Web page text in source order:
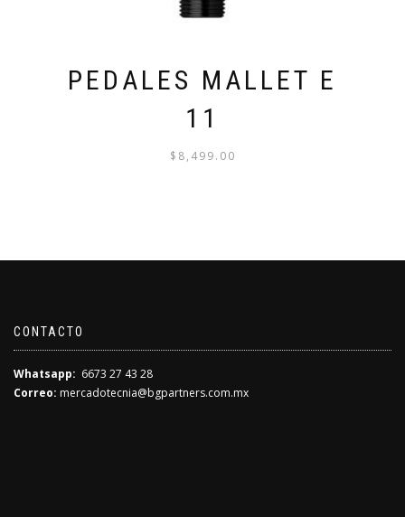
PEDALES MALLET E
11
$ 8,499.00
CONTACTO
Whatsapp: 6673 27 43 28
Correo: mercadotecnia@bgpartners.com.mx